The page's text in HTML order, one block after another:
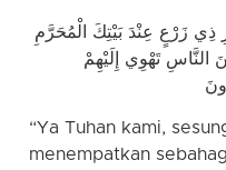
ذِي زَرْعٍ عِنْدَ بَيْتِكَ الْمُحَرَّمِ
النَّاسِ تَهْوِي إِلَيْهِمْ
“Ya Tuhan kami,
menempatkan